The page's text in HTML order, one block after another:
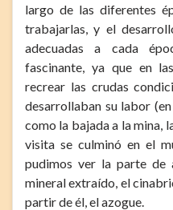
largo de las diferentes
trabajarlas, y el
adecuadas a cada
fascinante, ya que en
recrear las crudas
desarrollaban su labor
como la bajada a la mina,
visita se culminó en el
pudimos ver la parte de
mineral extraído, el
partir de él, el azogue.